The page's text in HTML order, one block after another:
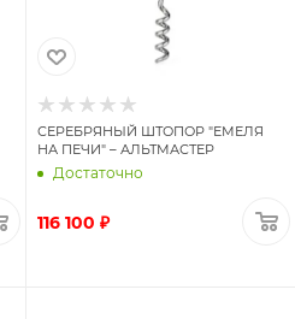
СЕРЕБРЯНЫЙ ШТОПОР "ЕМЕЛЯ
НА ПЕЧИ" – АЛЬТМАСТЕР
Достаточно
116 100 ₽